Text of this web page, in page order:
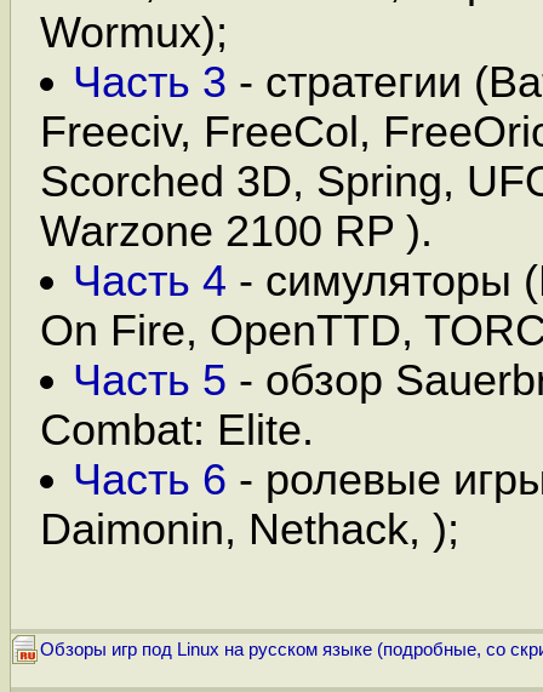
Wormux);
Часть 3 - стратегии
Freeciv, FreeCol,
Scorched 3D, Spring,
Warzone 2100 RP ).
Часть 4 - симуляторы
On Fire, OpenTTD,
Часть 5 - обзор
Combat: Elite.
Часть 6 - ролевые
Daimonin, Nethack, );
Обзоры игр под Linux на русском языке (подробные, со